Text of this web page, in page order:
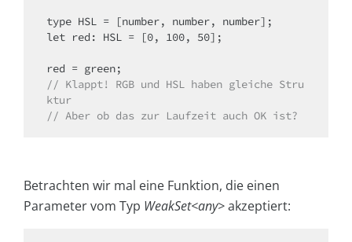
type HSL = [number, number, number];
let red: HSL = [0, 100, 50];
// Klappt! RGB und HSL haben gleiche Stru
ktur
// Aber ob das zur Laufzeit auch OK ist?
Betrachten wir mal eine Funktion, die einen
Parameter vom Typ WeakSet<any>akzeptiert: